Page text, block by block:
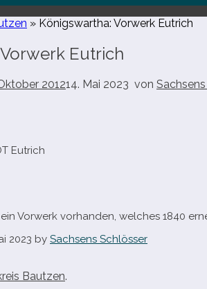
» Königswartha: Vorwerk Eutrich
Eutrich
201214. Mai 2023 von
Eutrich
Vorwerk vor­han­den, wel­ches 1840
2023 by Sachsens Schlösser
Bautzen.